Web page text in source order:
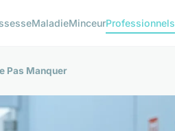
MaladieMinceurProfessionnels
Pas Manquer